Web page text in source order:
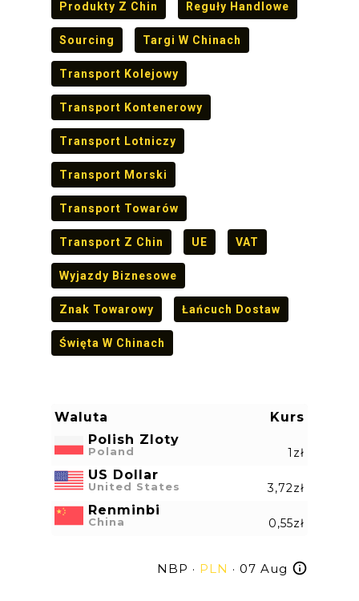
Produkty Z Chin Reguły Handlowe
Sourcing Targi W Chinach
Transport Kolejowy
Transport Kontenerowy
Transport Lotniczy
Transport Morski
Transport Towarów
Transport Z Chin UE VAT
Wyjazdy Biznesowe
Znak Towarowy Łańcuch Dostaw
Święta W Chinach
Waluta
Kurs
Polish Zloty
Poland 1zł
US Dollar
United States 3,72zł
Renminbi
China 0,55zł
NBP · PLN · 07 Aug